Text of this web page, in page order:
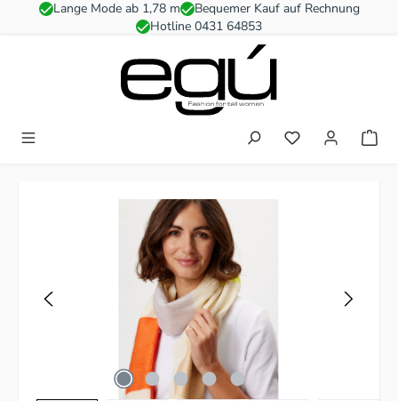
Zum Hauptinhalt springen
Lange Mode ab 1,78 m
Bequemer Kauf auf Rechnung
Hotline 0431 64853
Du hast 0
Bildergalerie überspringen